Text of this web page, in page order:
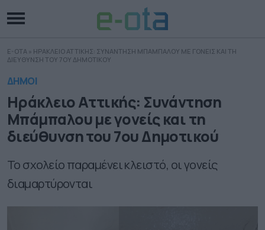
E-OTA » ΗΡΑΚΛΕΙΟ ΑΤΤΙΚΗΣ: ΣΥΝΑΝΤΗΣΗ ΜΠΑΜΠΑΛΟΥ ΜΕ ΓΟΝΕΙΣ ΚΑΙ ΤΗ
ΔΙΕΥΘΥΝΣΗ ΤΟΥ 7ΟΥ ΔΗΜΟΤΙΚΟΥ
ΔΗΜΟΙ
Ηράκλειο Αττικής: Συνάντηση
Μπάμπαλου με γονείς και τη
διεύθυνση του 7ου Δημοτικού
Το σχολείο παραμένει κλειστό, οι γονείς
διαμαρτύρονται